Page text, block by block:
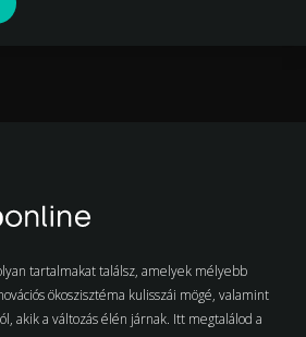
tartalmakat találsz, amelyek mélyebb
ökoszisztéma kulisszái mögé, valamint
akik a változás élén járnak. Itt megtalálod a